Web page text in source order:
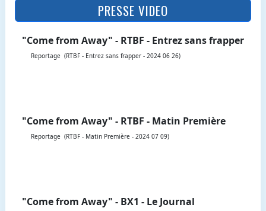
PRESSE VIDEO
"Come from Away" - RTBF - Entrez sans frapper
Reportage (RTBF - Entrez sans frapper - 2024 06 26)
"Come from Away" - RTBF - Matin Première
Reportage (RTBF - Matin Première - 2024 07 09)
"Come from Away" - BX1 - Le Journal